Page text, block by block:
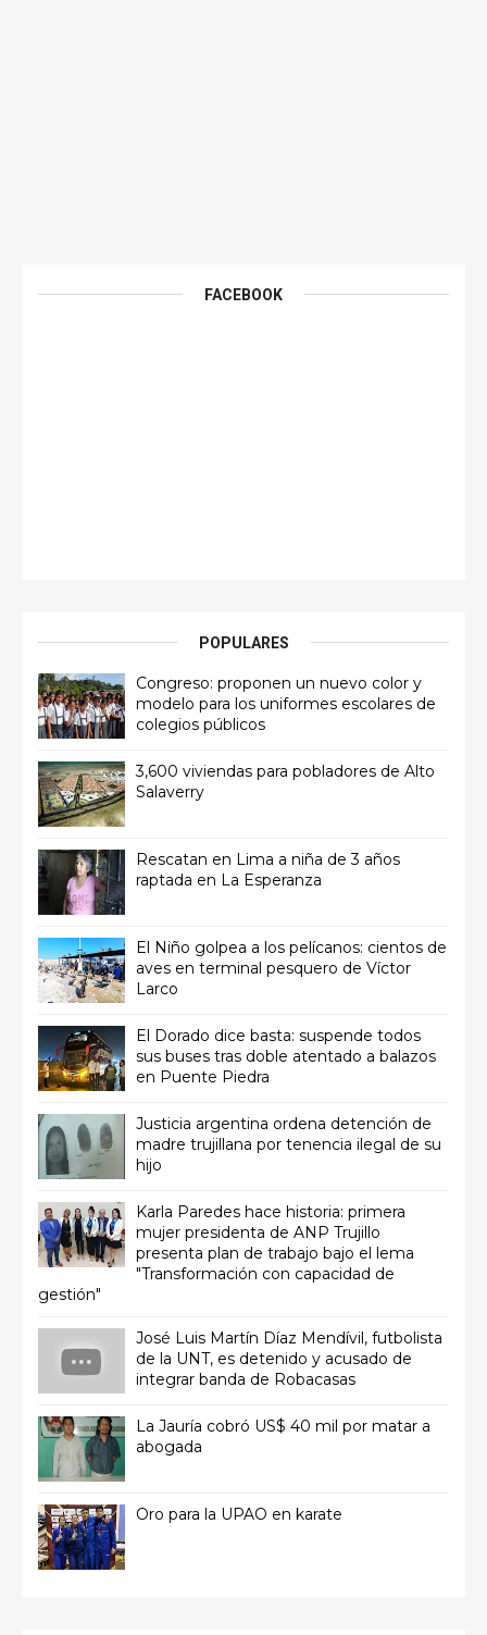
FACEBOOK
POPULARES
Congreso: proponen un nuevo color y
modelo para los uniformes escolares de
colegios públicos
3,600 viviendas para pobladores de Alto
Salaverry
Rescatan en Lima a niña de 3 años
raptada en La Esperanza
El Niño golpea a los pelícanos: cientos de
aves en terminal pesquero de Víctor
Larco
El Dorado dice basta: suspende todos
sus buses tras doble atentado a balazos
en Puente Piedra
Justicia argentina ordena detención de
madre trujillana por tenencia ilegal de su
hijo
Karla Paredes hace historia: primera
mujer presidenta de ANP Trujillo
presenta plan de trabajo bajo el lema
"Transformación con capacidad de
gestión"
José Luis Martín Díaz Mendívil, futbolista
de la UNT, es detenido y acusado de
integrar banda de Robacasas
La Jauría cobró US$ 40 mil por matar a
abogada
Oro para la UPAO en karate